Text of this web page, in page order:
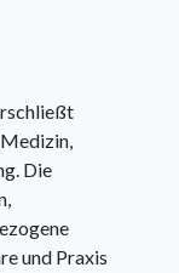
Die
und Praxis